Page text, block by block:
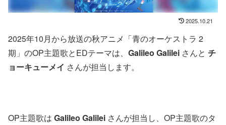
2025.10.21
2025年10月から放送の秋アニメ「青のオーケストラ 2
期」のOP主題歌とEDテーマは、 Galileo Galilei さんと チ
ョーキューメイ さんが担当します。
OP主題歌は Galileo Galilei さんが担当し、OP主題歌のタ